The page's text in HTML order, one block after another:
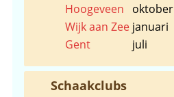
Hoogeveen
oktober
Wijk aan Zee januari
Gent
juli
Schaakclubs